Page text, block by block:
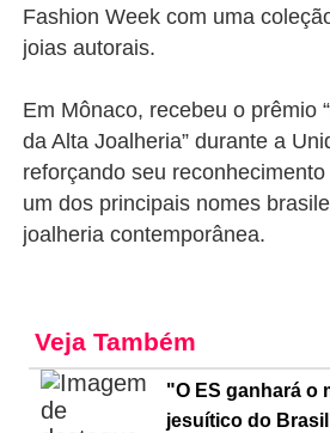
Fashion Week com uma
joias autorais.
Em Mônaco, recebeu o prêmio
da Alta Joalheria” durante a
reforçando seu
um dos principais nomes
joalheria contemporânea.
Veja Também
"O ES ganhará o
jesuítico do